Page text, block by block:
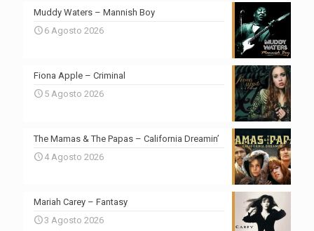
Muddy Waters – Mannish Boy
6 Agosto 2026
Fiona Apple – Criminal
5 Agosto 2026
The Mamas & The Papas – California Dreamin’
4 Agosto 2026
Mariah Carey – Fantasy
3 Agosto 2026